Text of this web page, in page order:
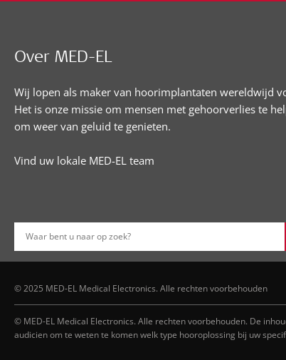
Over MED-EL
Wij lopen als maker van hoorimplantaten wereldwijd
Het is onze missie om mensen met gehoorverlies te
om weer van geluid te genieten.
Vind uw lokale MED-EL team
Waar bent u naar op zoek?
© 2025 MED-EL Medical Electronics. Alle rechten voorbehouden
© MED-EL Medical Electronics. Alle rechten voorbehouden. De
audicien om te weten te komen welk type hooroplossing bij uw